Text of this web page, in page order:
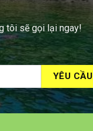
tôi sẽ gọi lại ngay!